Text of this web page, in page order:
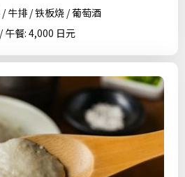
牛排 / 铁板烧 / 葡萄酒
午餐: 4,000 日元